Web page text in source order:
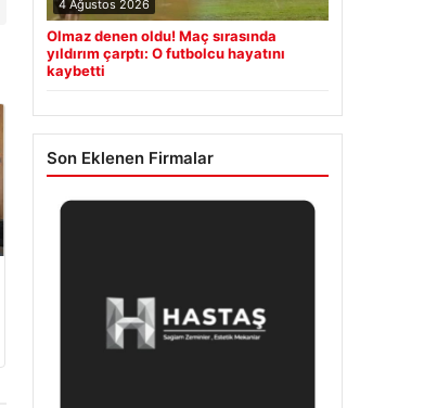
4 Ağustos 2026
Olmaz denen oldu! Maç sırasında
yıldırım çarptı: O futbolcu hayatını
kaybetti
Son Eklenen Firmalar